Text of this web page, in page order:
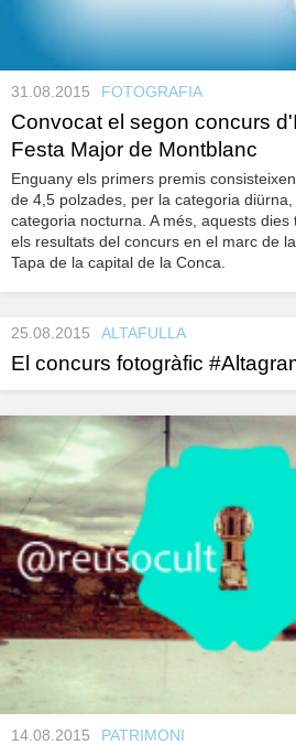
31.08.2015 FOTOGRAFIA
Convocat el segon concurs
Festa Major de Montblanc
Enguany els primers premis
de 4,5 polzades, per la categoria
categoria nocturna. A més, aquests
els resultats del concurs en el marc de
Tapa de la capital de la Conca.
25.08.2015 ALTAFULLA
El concurs fotogràfic
14.08.2015 PATRIMONI